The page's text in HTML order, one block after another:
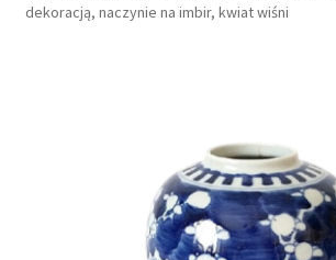
OBRAZY
dekoracją, naczynie na imbir, kwiat wiśni